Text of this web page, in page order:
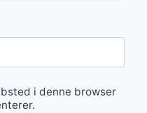
i denne browser